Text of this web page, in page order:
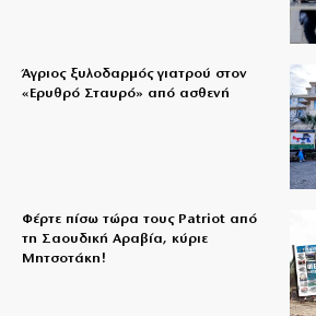
Άγριος ξυλοδαρμός γιατρού στον
«Ερυθρό Σταυρό» από ασθενή
Φέρτε πίσω τώρα τους Patriot από
τη Σαουδική Αραβία, κύριε
Μητσοτάκη!